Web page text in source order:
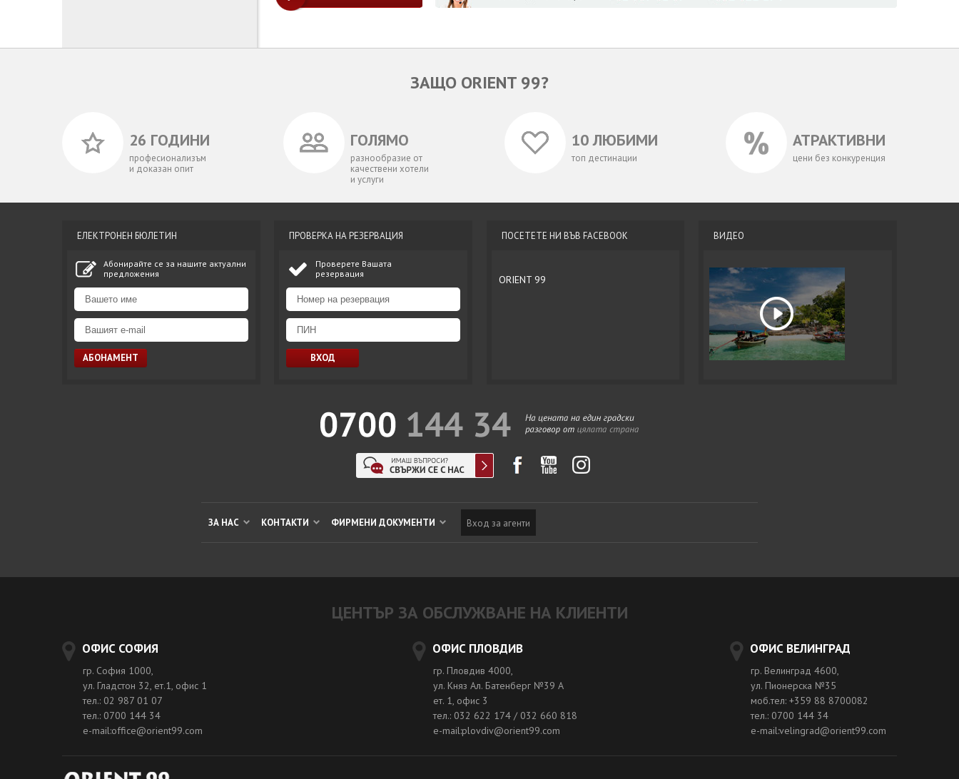
ЗАЩО ORIENT 99?
26 ГОДИНИ
професионализъм
и доказан опит
ГОЛЯМО
разнообразие от
качествени хотели
и услуги
10 ЛЮБИМИ
топ дестинации
АТРАКТИВНИ
цени без конкуренция
ЕЛЕКТРОНЕН БЮЛЕТИН
Абонирайте се за нашите актуални
предложения
ПРОВЕРКА НА РЕЗЕРВАЦИЯ
Проверете Вашата
резервация
ПОСЕТЕТЕ НИ ВЪВ FACEBOOK
ORIENT 99
ВИДЕО
ЗА НАС КОНТАКТИ ФИРМЕНИ ДОКУМЕНТИ Вход за агенти
ЦЕНТЪР ЗА ОБСЛУЖВАНЕ НА КЛИЕНТИ
ОФИС СОФИЯ
гр. София 1000,
ул. Гладстон 32, ет.1, офис 1
тел.: 02 987 01 07
тел.: 0700 144 34
e-mail:office@orient99.com
ОФИС ПЛОВДИВ
гр. Пловдив 4000,
ул. Княз Ал. Батенберг №39 A
ет. 1, офис 3
тел.: 032 622 174 / 032 660 818
e-mail:plovdiv@orient99.com
ОФИС ВЕЛИНГРАД
гр. Велинград 4600,
ул. Пионерска №35
моб.тел: +359 88 8700082
тел.: 0700 144 34
e-mail:velingrad@orient99.com